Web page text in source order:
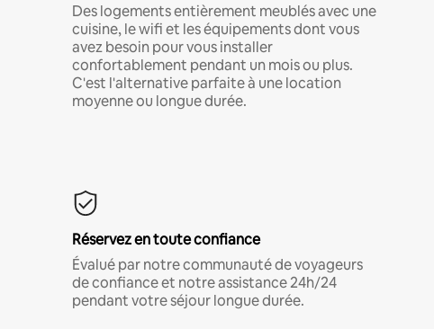
Des logements entièrement meublés avec une
cuisine, le wifi et les équipements dont vous
avez besoin pour vous installer
confortablement pendant un mois ou plus.
C'est l'alternative parfaite à une location
moyenne ou longue durée.
Réservez en toute confiance
Évalué par notre communauté de voyageurs
de confiance et notre assistance 24h/24
pendant votre séjour longue durée.